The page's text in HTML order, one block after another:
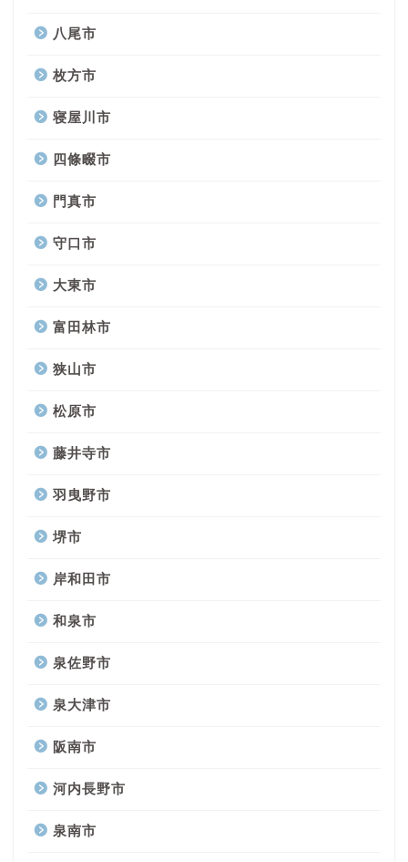
八尾市
枚方市
寝屋川市
四條畷市
門真市
守口市
大東市
富田林市
狭山市
松原市
藤井寺市
羽曳野市
堺市
岸和田市
和泉市
泉佐野市
泉大津市
阪南市
河内長野市
泉南市